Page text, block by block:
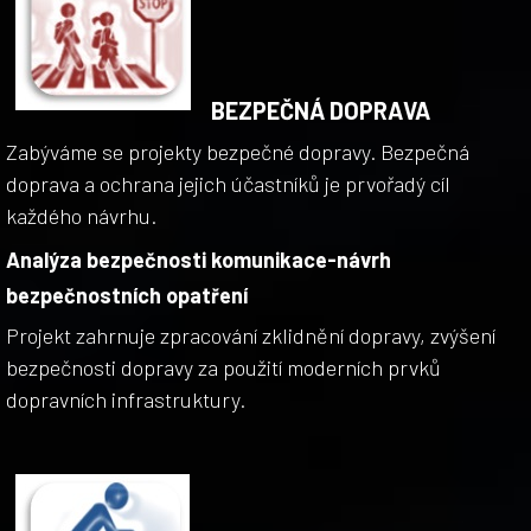
BEZPEČNÁ DOPRAVA
Zabýváme se projekty bezpečné dopravy. Bezpečná
doprava a ochrana jejich účastníků je prvořadý cíl
každého návrhu.
Analýza bezpečnosti komunikace-návrh
bezpečnostních opatření
Projekt zahrnuje zpracování zklidnění dopravy, zvýšení
bezpečnosti dopravy za použití moderních prvků
dopravních infrastruktury.